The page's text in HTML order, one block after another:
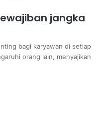
jangka
bagi karyawan di setiap
orang lain, menyajikan